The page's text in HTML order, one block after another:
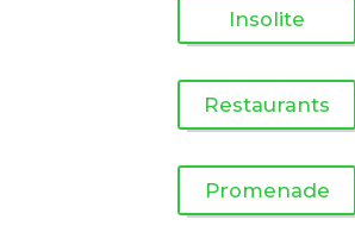
Insolite
Restaurants
Promenade